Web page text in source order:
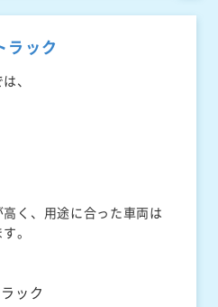
ラック
、
く、用途に合った車両は
。
ック